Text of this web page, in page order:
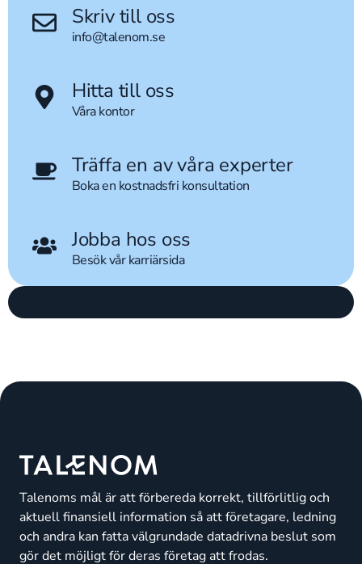
Skriv till oss
info@talenom.se
Hitta till oss
Våra kontor
Träffa en av våra experter
Boka en kostnadsfri konsultation
Jobba hos oss
Besök vår karriärsida
Talenoms mål är att förbereda korrekt, tillförlitlig och
aktuell finansiell information så att företagare, ledning
och andra kan fatta välgrundade datadrivna beslut som
gör det möjligt för deras företag att frodas.